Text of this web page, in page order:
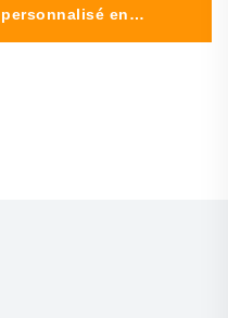
personnalisé en